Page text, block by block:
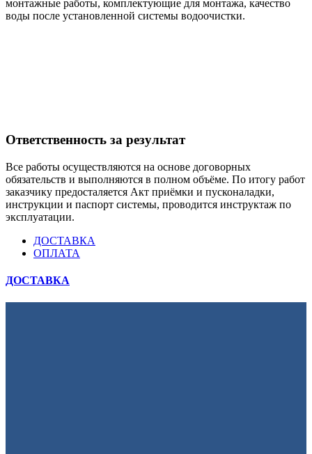
монтажные работы, комплектующие для монтажа, качество
воды после установленной системы водоочистки.
Ответственность за результат
Все работы осуществляются на основе договорных
обязательств и выполняются в полном объёме. По итогу работ
заказчику предосталяется Акт приёмки и пусконаладки,
инструкции и паспорт системы, проводится инструктаж по
эксплуатации.
ДОСТАВКА
ОПЛАТА
ДОСТАВКА